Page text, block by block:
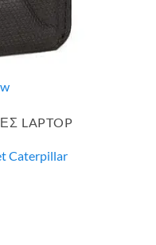
LAPTOP
Caterpillar